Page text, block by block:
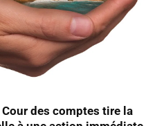
des comptes tire la